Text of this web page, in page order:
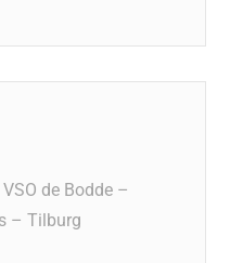
de Bodde –
– Tilburg